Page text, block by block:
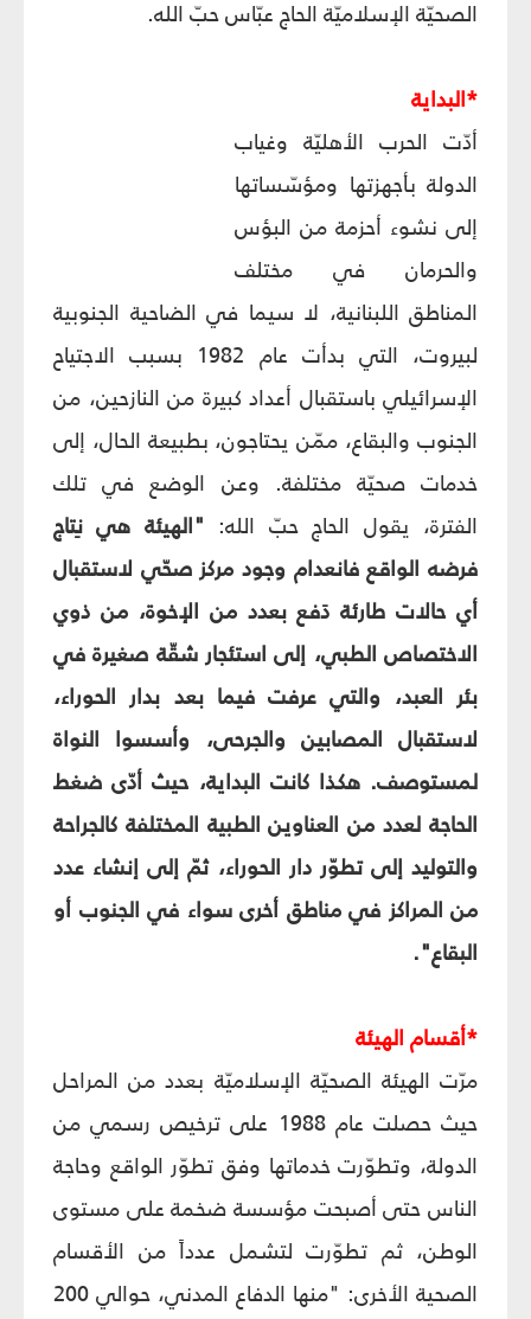
الصحيّة الإسلاميّة الحاج عبّاس حبّ الله.
*البداية
أدّت الحرب الأهليّة وغياب
الدولة بأجهزتها ومؤسّساتها
إلى نشوء أحزمة من البؤس
والحرمان في مختلف
المناطق اللبنانية، لا سيما في الضاحية الجنوبية
لبيروت، التي بدأت عام 1982 بسبب الاجتياح
الإسرائيلي باستقبال أعداد كبيرة من النازحين، من
الجنوب والبقاع، ممّن يحتاجون، بطبيعة الحال، إلى
خدمات صحيّة مختلفة. وعن الوضع في تلك
الفترة، يقول الحاج حبّ الله: "الهيئة هي نِتاج
فرضه الواقع فانعدام وجود مركز صحّي لاستقبال
أي حالات طارئة دَفع بعدد من الإخوة، من ذوي
الاختصاص الطبي، إلى استئجار شقّة صغيرة في
بئر العبد، والتي عرفت فيما بعد بدار الحوراء،
لاستقبال المصابين والجرحى، وأسسوا النواة
لمستوصف. هكذا كانت البداية، حيث أدّى ضغط
الحاجة لعدد من العناوين الطبية المختلفة كالجراحة
والتوليد إلى تطوّر دار الحوراء، ثمّ إلى إنشاء عدد
من المراكز في مناطق أخرى سواء في الجنوب أو
البقاع".
*أقسام الهيئة
مرّت الهيئة الصحيّة الإسلاميّة بعدد من المراحل
حيث حصلت عام 1988 على ترخيص رسمي من
الدولة، وتطوّرت خدماتها وفق تطوّر الواقع وحاجة
الناس حتى أصبحت مؤسسة ضخمة على مستوى
الوطن، ثم تطوّرت لتشمل عدداً من الأقسام
الصحية الأخرى: "منها الدفاع المدني، حوالي 200